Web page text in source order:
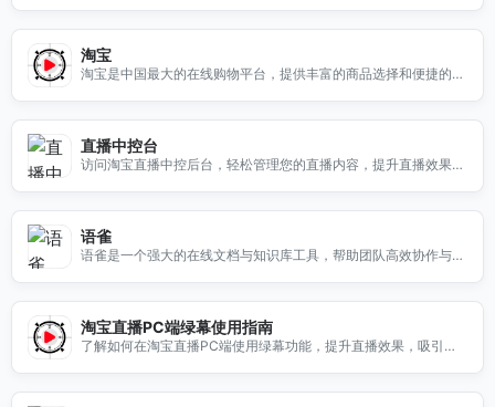
淘宝
淘宝是中国最大的在线购物平台，提供丰富的商品选择和便捷的购
直播中控台
访问淘宝直播中控后台，轻松管理您的直播内容，提升直播效果，
语雀
语雀是一个强大的在线文档与知识库工具，帮助团队高效协作与知
淘宝直播PC端绿幕使用指南
了解如何在淘宝直播PC端使用绿幕功能，提升直播效果，吸引更